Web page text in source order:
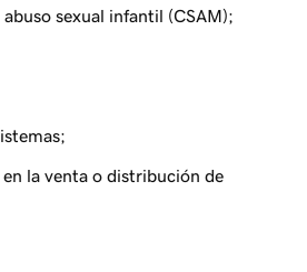
sexual infantil (CSAM);
la venta o distribución de